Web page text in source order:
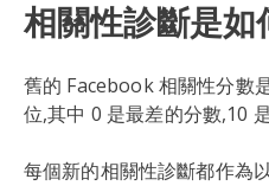
相關性診斷是如
舊的 Facebook 相關性分數
位,其中 0 是最差的分數,10
每個新的相關性診斷都作為